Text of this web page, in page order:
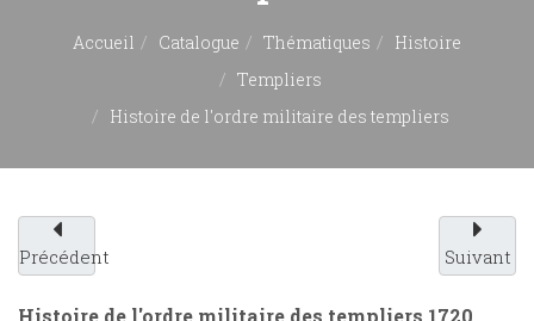
Accueil Catalogue Thématiques
Histoire
Templiers
Histoire de l'ordre militaire des templiers
Précédent Suivant
Histoire de l'ordre militaire des templiers 1720